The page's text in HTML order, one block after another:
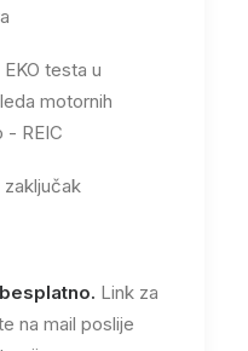
testa u
motornih
- REIC
zaključak
Link za
na mail poslije